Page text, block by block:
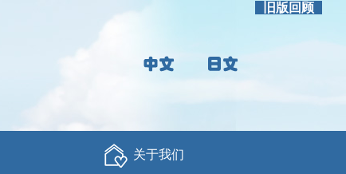
旧版回顾
关于我们